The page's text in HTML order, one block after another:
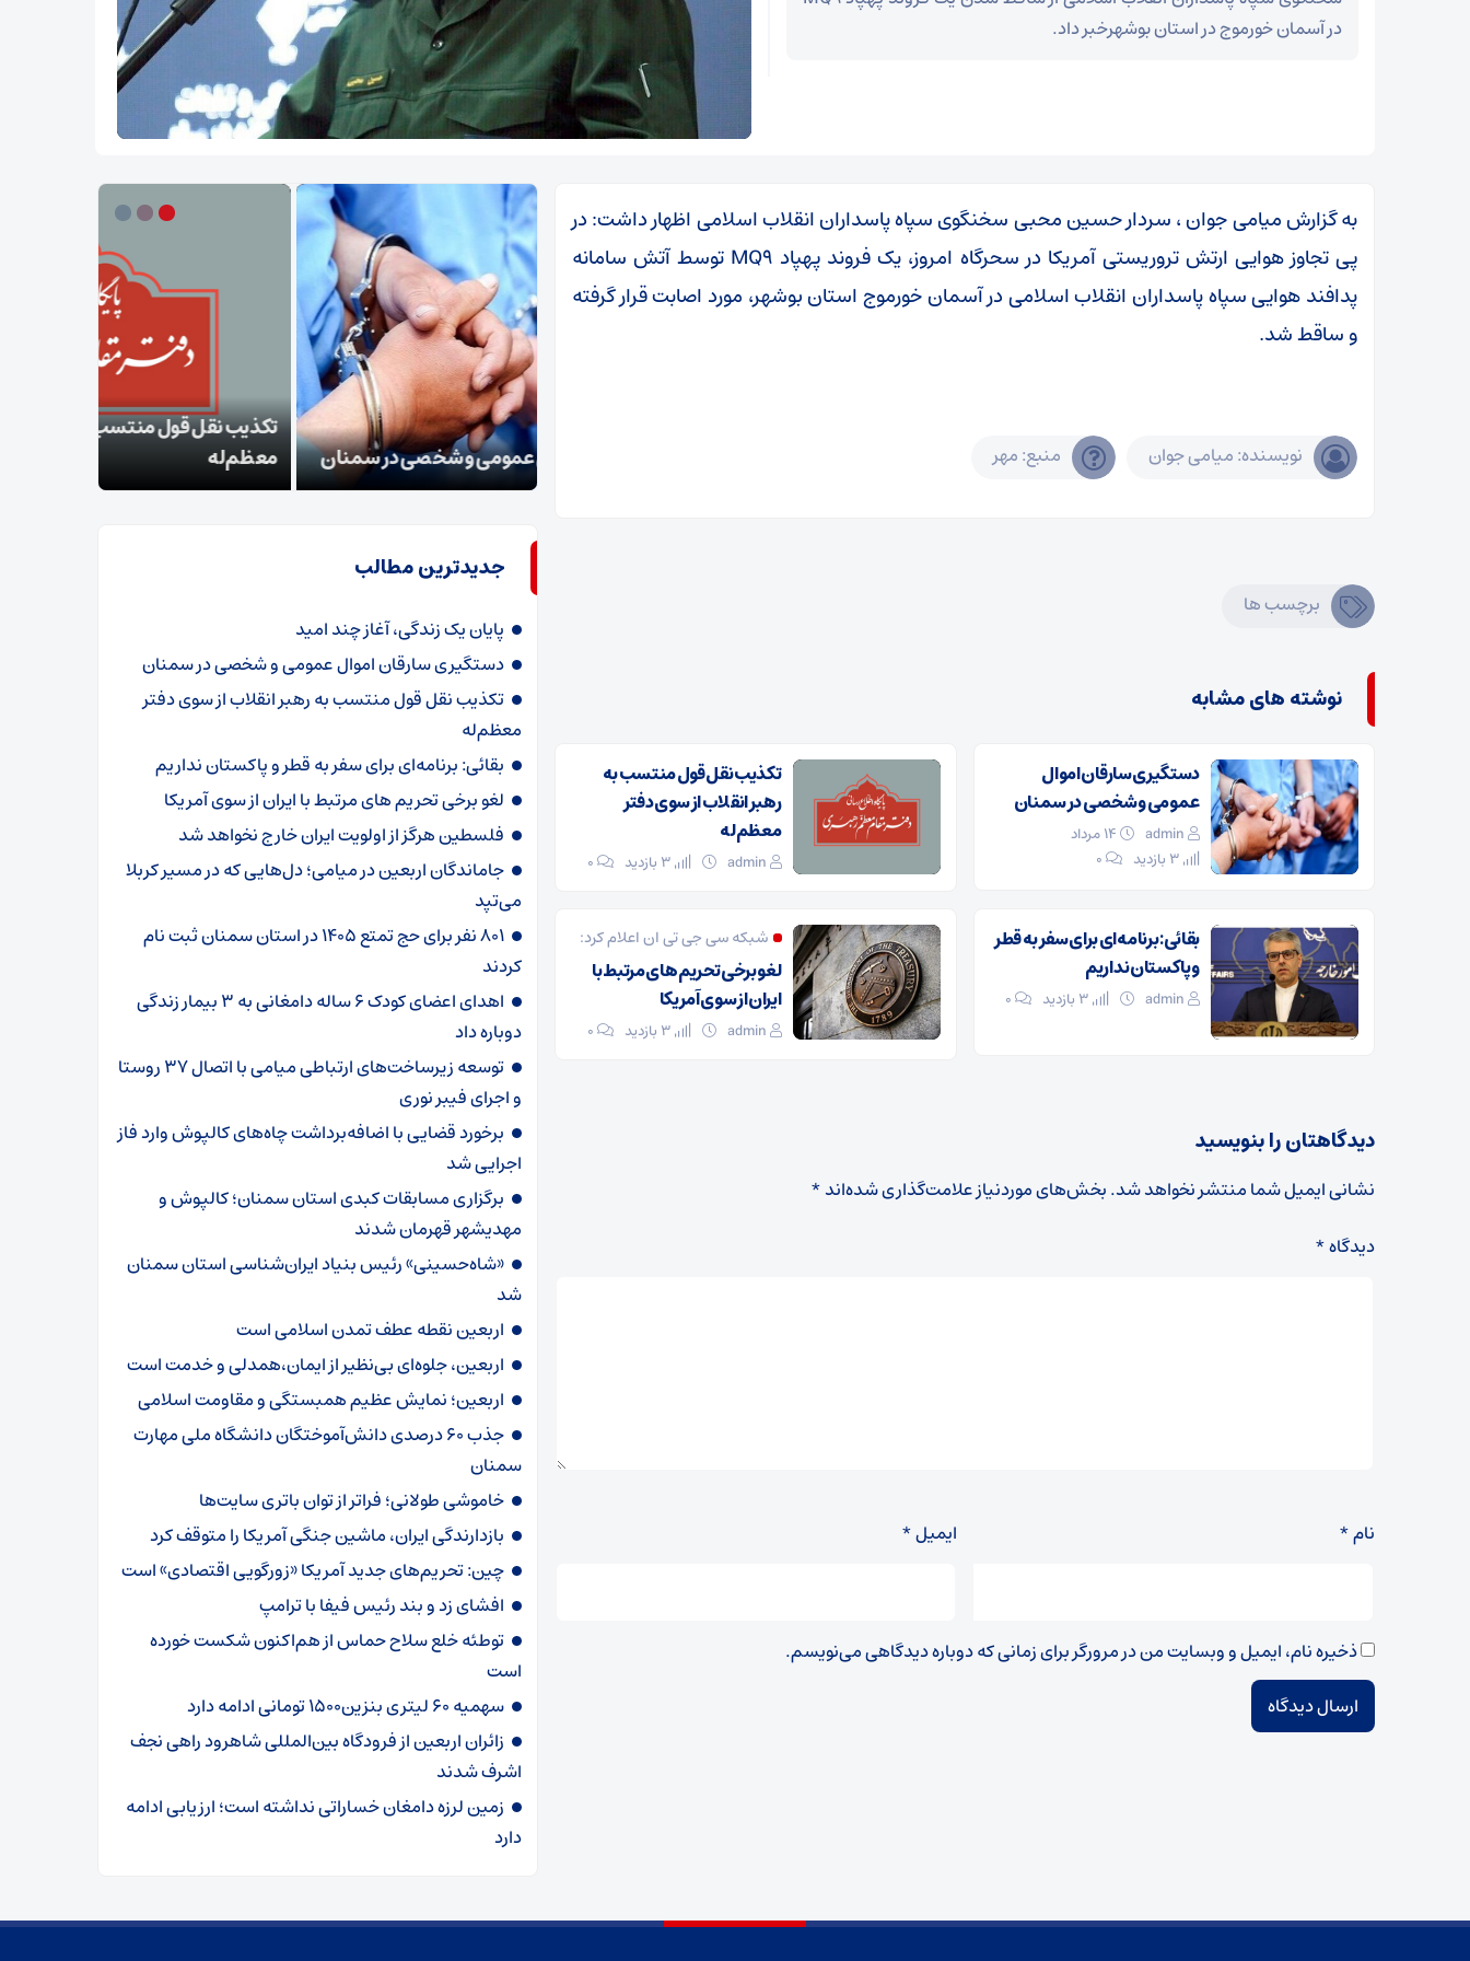
در آسمان خورموج در استان بوشهرخبر داد.
به گزارش میامی جوان ، سردار حسین محبی سخنگوی سپاه پاسداران انقلاب اسلامی اظهار داشت: در
پی تجاوز هوایی ارتش تروریستی آمریکا در سحرگاه امروز، یک فروند پهپاد MQ۹ توسط آتش سامانه
پدافند هوایی سپاه پاسداران انقلاب اسلامی در آسمان خورموج استان بوشهر، مورد اصابت قرار گرفته
و ساقط شد.
نویسنده: میامی جوان منبع: مهر
برچسب ها
نوشته های مشابه
دستگیری سارقان اموال
عمومی و شخصی در سمنان
admin
۰
تکذیب نقل قول منتسب به
رهبر انقلاب از سوی دفتر
معظم‌له
admin 3 بازدید ۰
بقائی: برنامه‌ای برای سفر به قطر
و پاکستان نداریم
admin ۰
شبکه سی جی تی ان اعلام کرد:
لغو برخی تحریم های مرتبط با
ایران از سوی آمریکا
admin 3 بازدید ۰
دیدگاهتان را بنویسید
نشانی ایمیل شما منتشر نخواهد شد.بخش‌های موردنیاز علامت‌گذاری شده‌اند*
دیدگاه*
نام* ایمیل*
ذخیره نام، ایمیل و وبسایت من در مرورگر برای زمانی که دوباره دیدگاهی می‌نویسم.
بقائی: برنامه‌ای برای سفر به قطر و پاکستان نداریم
تکذیب نقل قول منتسب به رهبر انقلاب از سوی دفتر
معظم‌له
جدیدترین مطالب
پایان یک زندگی، آغاز چند امید
دستگیری سارقان اموال عمومی و شخصی در سمنان
تکذیب نقل قول منتسب به رهبر انقلاب از سوی دفتر
معظم‌له
بقائی: برنامه‌ای برای سفر به قطر و پاکستان نداریم
لغو برخی تحریم های مرتبط با ایران از سوی آمریکا
فلسطین هرگز از اولویت ایران خارج نخواهد شد
جاماندگان اربعین در میامی؛ دل‌هایی که در مسیر کربلا
می‌تپد
۸۰۱ نفر برای حج تمتع ۱۴۰۵ در استان سمنان ثبت نام
کردند
اهدای اعضای کودک ۶ ساله دامغانی به ۳ بیمار زندگی
دوباره داد
توسعه زیرساخت‌های ارتباطی میامی با اتصال ۳۷ روستا
و اجرای فیبر نوری
برخورد قضایی با اضافه‌برداشت چاه‌های کالپوش وارد فاز
اجرایی شد
برگزاری مسابقات کبدی استان سمنان؛ کالپوش و
مهدیشهر قهرمان شدند
«شاه‌حسینی» رئیس بنیاد ایران‌شناسی استان سمنان
شد
اربعین نقطه عطف تمدن اسلامی است
اربعین، جلوه‌ای بی‌نظیر از ایمان،همدلی و خدمت است
اربعین؛ نمایش عظیم همبستگی و مقاومت اسلامی
جذب ۶۰ درصدی دانش‌آموختگان دانشگاه ملی مهارت
سمنان
خاموشی طولانی؛ فراتر از توان باتری سایت‌ها
بازدارندگی ایران، ماشین جنگی آمریکا را متوقف کرد
چین: تحریم‌های جدید آمریکا «زورگویی اقتصادی» است
افشای زد و بند رئیس فیفا با ترامپ
توطئه خلع سلاح حماس از هم‌اکنون شکست خورده
است
سهمیه ۶۰ لیتری بنزین۱۵۰۰ تومانی ادامه دارد
زائران اربعین از فرودگاه بین‌المللی شاهرود راهی نجف
اشرف شدند
زمین لرزه دامغان خساراتی نداشته است؛ ارزیابی ادامه
دارد